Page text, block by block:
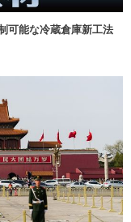
可能な冷蔵倉庫新工法